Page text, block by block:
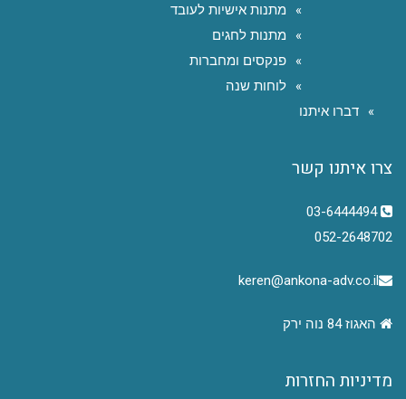
מתנות אישיות לעובד
מתנות לחגים
פנקסים ומחברות
לוחות שנה
דברו איתנו
צרו איתנו קשר
03-6444494
052-2648702
keren@ankona-adv.co.il
האגוז 84 נוה ירק
מדיניות החזרות